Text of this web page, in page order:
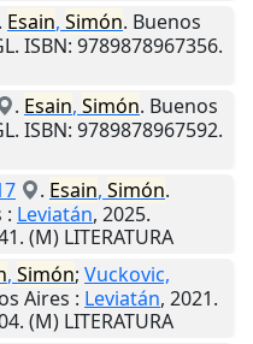
. Esain, Simón. Buenos
ISBN: 9789878967356.
. Esain, Simón. Buenos
ISBN: 9789878967592.
. Esain, Simón.
: Leviatán, 2025.
(M) LITERATURA
, Simón; Vuckovic,
Aires : Leviatán, 2021.
(M) LITERATURA